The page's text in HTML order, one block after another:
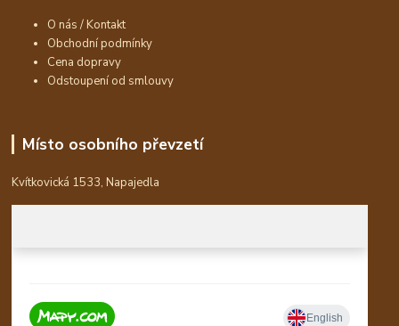
O nás / Kontakt
Obchodní podmínky
Cena dopravy
Odstoupení od smlouvy
Místo osobního převzetí
Kvítkovická 1533, Napajedla